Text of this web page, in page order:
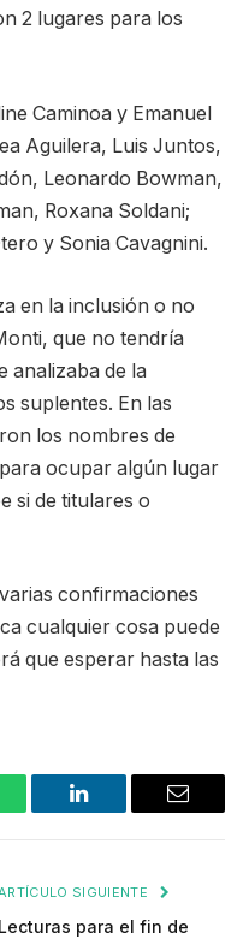
2 lugares para los
Caminoa y Emanuel
Aguilera, Luis Juntos,
Leonardo Bowman,
Roxana Soldani;
y Sonia Cavagnini.
en la inclusión o no
que no tendría
analizaba de la
suplentes. En las
los nombres de
ocupar algún lugar
si de titulares o
confirmaciones
cualquier cosa puede
que esperar hasta las
LinkedIn Email
SIGUIENTE
Lecturas para el fin de